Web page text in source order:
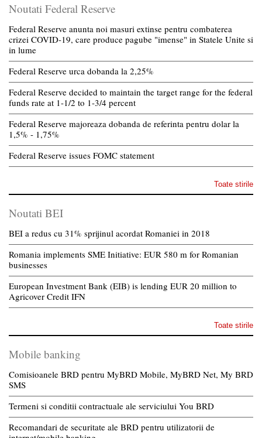
Noutati Federal Reserve
Federal Reserve anunta noi masuri extinse pentru combaterea
crizei COVID-19, care produce pagube "imense" in Statele Unite si
in lume
Federal Reserve urca dobanda la 2,25%
Federal Reserve decided to maintain the target range for the federal
funds rate at 1-1/2 to 1-3/4 percent
Federal Reserve majoreaza dobanda de referinta pentru dolar la
1,5% - 1,75%
Federal Reserve issues FOMC statement
Toate stirile
Noutati BEI
BEI a redus cu 31% sprijinul acordat Romaniei in 2018
Romania implements SME Initiative: EUR 580 m for Romanian
businesses
European Investment Bank (EIB) is lending EUR 20 million to
Agricover Credit IFN
Toate stirile
Mobile banking
Comisioanele BRD pentru MyBRD Mobile, MyBRD Net, My BRD
SMS
Termeni si conditii contractuale ale serviciului You BRD
Recomandari de securitate ale BRD pentru utilizatorii de